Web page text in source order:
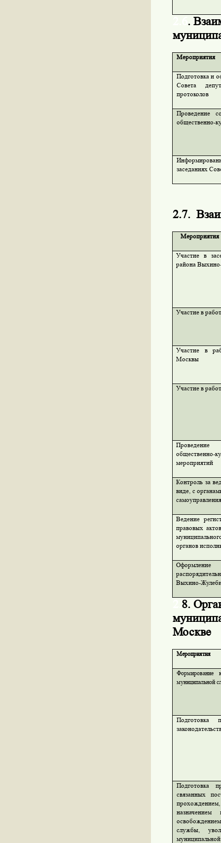
.
Мероприятия
Подготовка и
Совета
протоколов
Проведение
общественно-
заседаниях
2.7.
Мероприятия
Участие в
района
Участие в
Участие в
Москвы
Участие в
мероприятий
Контроль за
виде, с
Ведение
правовых
органов
Оформление
Выхино-
8.
Москве
Мероприятия
Формирование
муниципальной
Подготовка
Подготовка
связанных
службы,